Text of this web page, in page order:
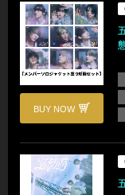
BUY NOW